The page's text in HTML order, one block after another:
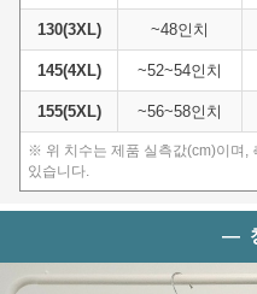
이코 라이프 하
130(3XL) ~48인치
145(4XL) ~52~54인치
155(5XL) ~56~58인치
※ 위 치수는 제품 실측값(cm)이며,
있습니다.
—